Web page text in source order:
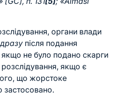
органи влади
після подання
якщо не було подано скарги
розслідування, якщо є
що жорстоке
застосовано.